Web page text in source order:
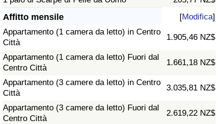
Affitto mensile [Modifica]
Appartamento (1 camera da letto) in Centro
Città
1.905,46 NZ$
Appartamento (1 camera da letto) Fuori dal
Centro Città
1.661,18 NZ$
Appartamento (3 camere da letto) in Centro
Città
3.035,81 NZ$
Appartamento (3 camere da letto) Fuori dal
Centro Città
2.619,22 NZ$